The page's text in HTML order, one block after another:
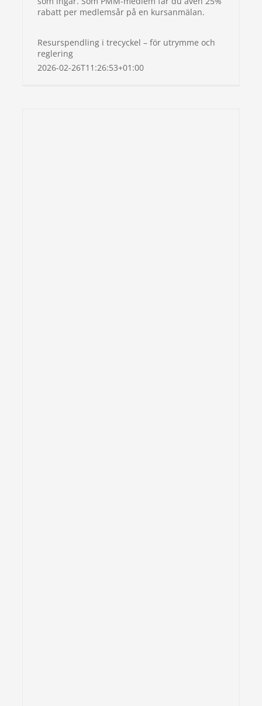
rabatt per medlemsår på en kursanmälan.
Resurspendling i trecyckel – för utrymme och
reglering
2026-02-26T11:26:53+01:00